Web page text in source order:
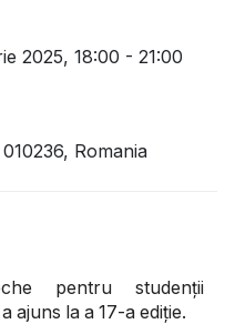
2025, 18:00 - 21:00
Romania
pentru studenții
ajuns la a 17-a ediție.